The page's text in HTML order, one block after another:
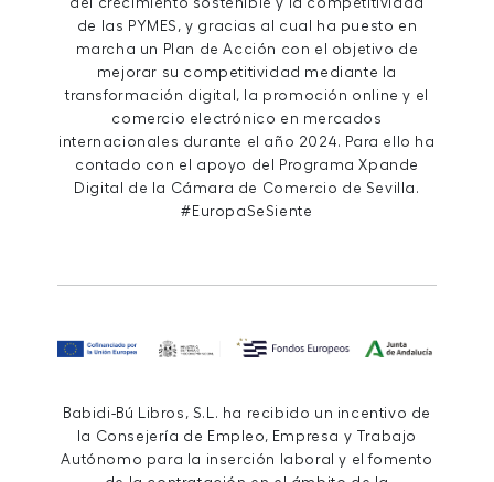
de las PYMES, y gracias al cual ha puesto en
marcha un Plan de Acción con el objetivo de
mejorar su competitividad mediante la
transformación digital, la promoción online y el
comercio electrónico en mercados
internacionales durante el año 2024. Para ello ha
contado con el apoyo del Programa Xpande
Digital de la Cámara de Comercio de Sevilla.
#EuropaSeSiente
Babidi-Bú Libros, S.L. ha recibido un incentivo de
la Consejería de Empleo, Empresa y Trabajo
Autónomo para la inserción laboral y el fomento